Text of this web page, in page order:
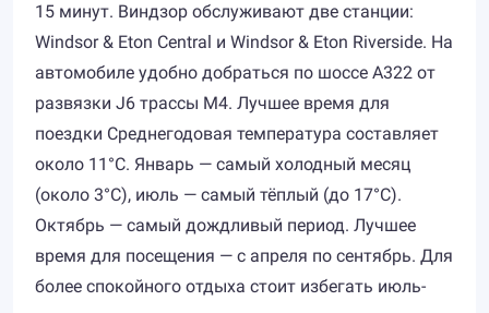
15 минут. Виндзор обслуживают две станции:
Windsor & Eton Central и Windsor & Eton Riverside. На
автомобиле удобно добраться по шоссе A322 от
развязки J6 трассы M4. Лучшее время для
поездки Среднегодовая температура составляет
около 11°C. Январь — самый холодный месяц
(около 3°C), июль — самый тёплый (до 17°C).
Октябрь — самый дождливый период. Лучшее
время для посещения — с апреля по сентябрь. Для
более спокойного отдыха стоит избегать июль-